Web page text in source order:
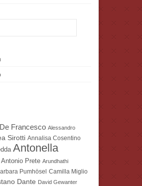
Francesco Alessandro
Sirotti Annalisa Cosentino
Antonella
Antonio Prete Arundhathi
Pumhösel Camilla Miglio
Dante David Gewanter